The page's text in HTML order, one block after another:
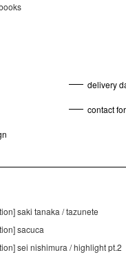
delivery
contact
saki tanaka / tazunete
sacuca
sei nishimura / highlight pt.2